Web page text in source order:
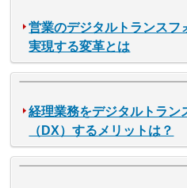
営業のデジタルトランスフ
実現する変革とは
経理業務をデジタルトラン
（DX）するメリットは？